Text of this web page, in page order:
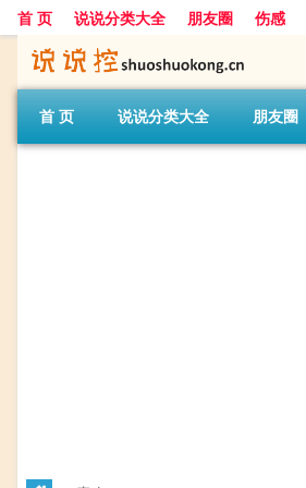
首 页 说说分类大全 朋友圈 伤感
首 页 说说分类大全 朋友圈